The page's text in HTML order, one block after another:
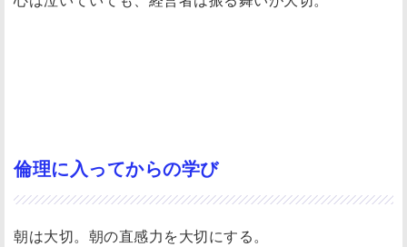
倫理に入ってからの学び
朝は大切。朝の直感力を大切にする。